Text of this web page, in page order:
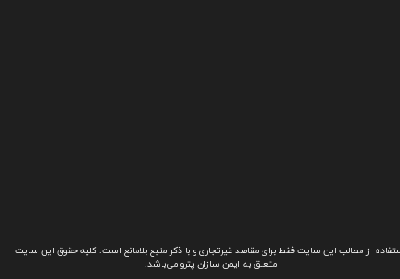
از مطالب این سایت فقط برای مقاصد غیرتجاری و با ذکر منبع بلامانع است. کلیه حقوق این سایت
متعلق به ایمن سازان پترو می‌باشد.